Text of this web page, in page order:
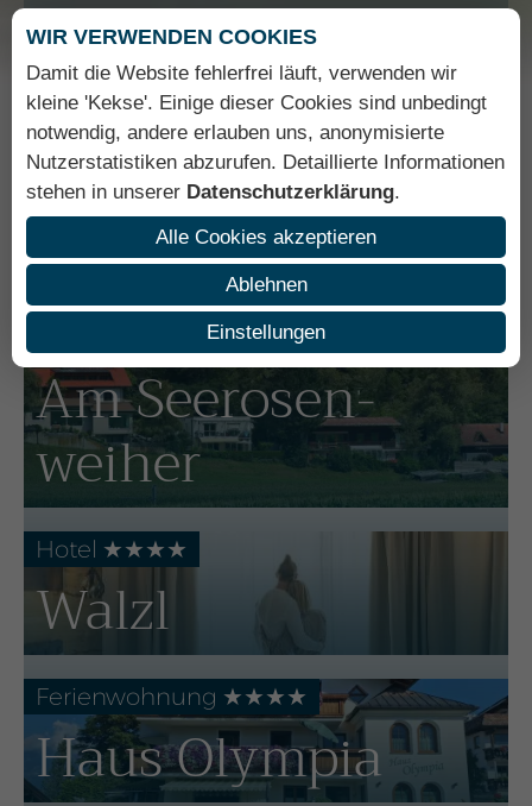
Gesundheitsresort
Lanserhof
Hotel ★★★★
Wilder Mann
Ferienwohnung
Am Seerosen­
weiher
Hotel ★★★★
Walzl
Ferienwohnung ★★★★
Haus Olympia
WIR VERWENDEN COOKIES
Damit die Website fehlerfrei läuft, verwenden wir
kleine 'Kekse'. Einige dieser Cookies sind unbedingt
notwendig, andere erlauben uns, anonymisierte
Nutzerstatistiken abzurufen. Detaillierte Informationen
stehen in unserer Datenschutzerklärung.
Alle Cookies akzeptieren
Ablehnen
Einstellungen